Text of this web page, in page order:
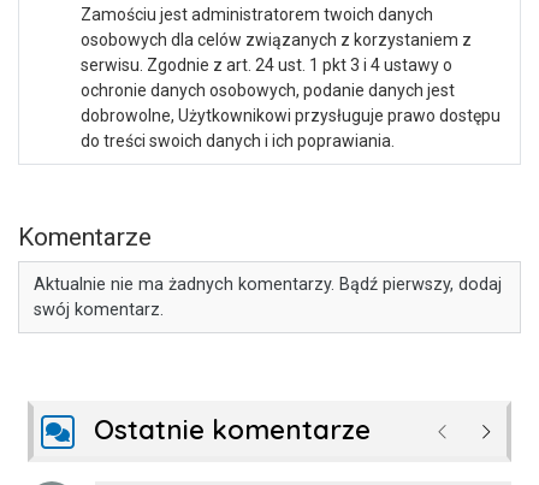
Zamościu jest administratorem twoich danych
osobowych dla celów związanych z korzystaniem z
serwisu. Zgodnie z art. 24 ust. 1 pkt 3 i 4 ustawy o
ochronie danych osobowych, podanie danych jest
dobrowolne, Użytkownikowi przysługuje prawo dostępu
do treści swoich danych i ich poprawiania.
Komentarze
Aktualnie nie ma żadnych komentarzy. Bądź pierwszy, dodaj
swój komentarz.
Ostatnie komentarze Poprzednie